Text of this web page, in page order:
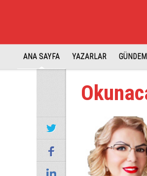
ANA SAYFA YAZARLAR GÜNDEM